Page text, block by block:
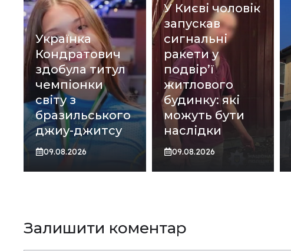
Українка
Кондратович
здобула титул
чемпіонки
світу з
бразильського
джиу-джитсу
09.08.2026
У Києві чоловік
запускав
сигнальні
ракети у
подвір’ї
житлового
будинку: які
можуть бути
наслідки
09.08.2026
Залишити коментар